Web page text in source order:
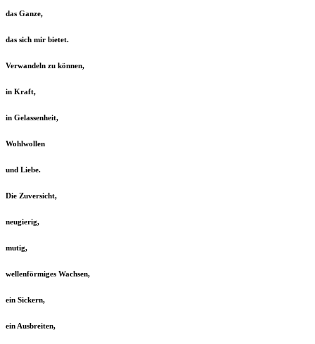
das Ganze,
das sich mir bietet.
Verwandeln zu können,
in Kraft,
in Gelassenheit,
Wohlwollen
und Liebe.
Die Zuversicht,
neugierig,
mutig,
wellenförmiges Wachsen,
ein Sickern,
ein Ausbreiten,